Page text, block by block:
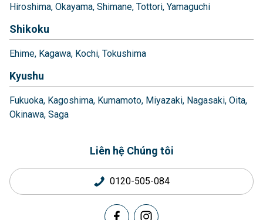
Hiroshima Okayama Shimane Tottori Yamaguchi
Shikoku
Ehime Kagawa Kochi Tokushima
Kyushu
Fukuoka Kagoshima Kumamoto Miyazaki Nagasaki Oita
Okinawa Saga
Liên hệ Chúng tôi
0120-505-084